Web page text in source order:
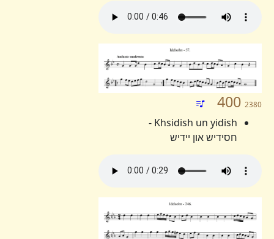
400 2380
Khsidish un yidish -
חסידיש און יידיש